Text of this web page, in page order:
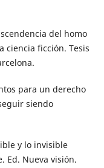
del homo
ciencia ficción. Tesis
para un derecho
siendo
y lo invisible
Ed. Nueva visión.